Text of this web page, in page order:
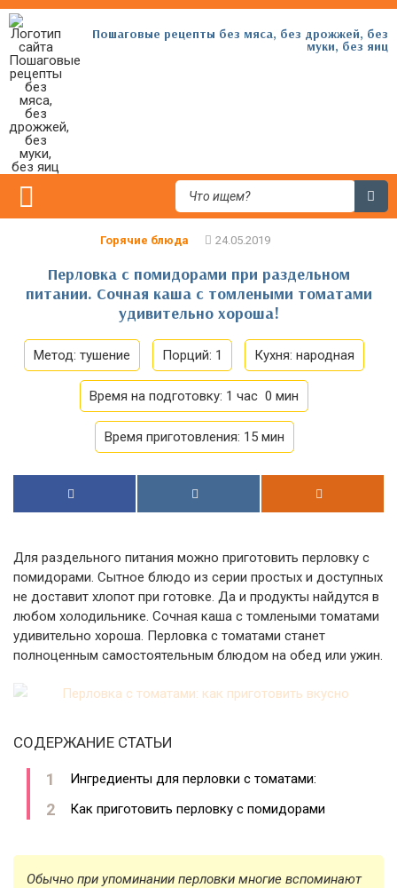
Пошаговые рецепты без мяса, без дрожжей, без
муки, без яиц
Горячие блюда
Перловка с помидорами при раздельном
питании. Сочная каша с томлеными томатами
удивительно хороша!
Метод: тушение Порций: 1 Кухня: народная
Время на подготовку: 1 час 0 мин
Время приготовления: 15 мин
Для раздельного питания можно приготовить перловку с
помидорами. Сытное блюдо из серии простых и доступных
не доставит хлопот при готовке. Да и продукты найдутся в
любом холодильнике. Сочная каша с томлеными томатами
удивительно хороша. Перловка с томатами станет
полноценным самостоятельным блюдом на обед или ужин.
СОДЕРЖАНИЕ СТАТЬИ
Ингредиенты для перловки с томатами:
Как приготовить перловку с помидорами
Обычно при упоминании перловки многие вспоминают